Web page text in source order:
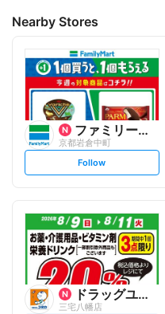
Nearby Stores
ファミリーマート
京都岩倉中町
s
l
o
w
Follow
ドラッグユタカ
三宅八幡店